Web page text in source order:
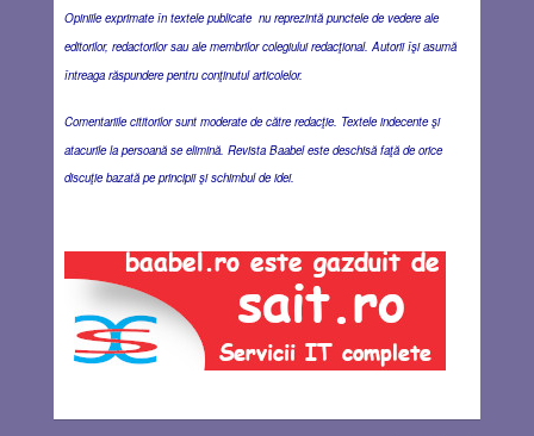
Opiniile exprimate în textele publicate nu reprezintă punctele de vedere ale
editorilor, redactorilor sau ale membrilor colegiului redacţional. Autorii îşi asumă
întreaga răspundere pentru conţinutul articolelor.
Comentariile cititorilor sunt moderate de către redacţie. Textele indecente şi
atacurile la persoană se elimină. Revista Baabel este deschisă faţă de orice
discuţie bazată pe principii şi schimbul de idei.